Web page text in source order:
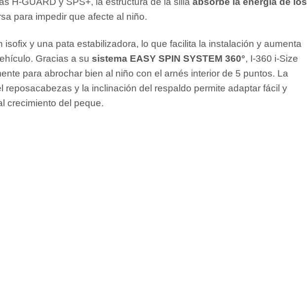
para impedir que afecte al niño.
isofix y una pata estabilizadora, lo que facilita la instalación y aumenta
Gracias a su sistema EASY SPIN SYSTEM 360°, I-360 i-Size
para abrochar bien al niño con el arnés interior de 5 puntos. La
reposacabezas y la inclinación del respaldo permite adaptar fácil y
crecimiento del peque.